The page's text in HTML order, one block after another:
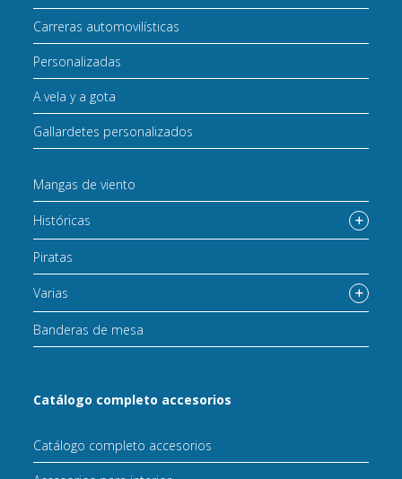
Carreras automovilísticas
Personalizadas
A vela y a gota
Gallardetes personalizados
Mangas de viento
Históricas
Piratas
Varias
Banderas de mesa
Catálogo completo accesorios
Catálogo completo accesorios